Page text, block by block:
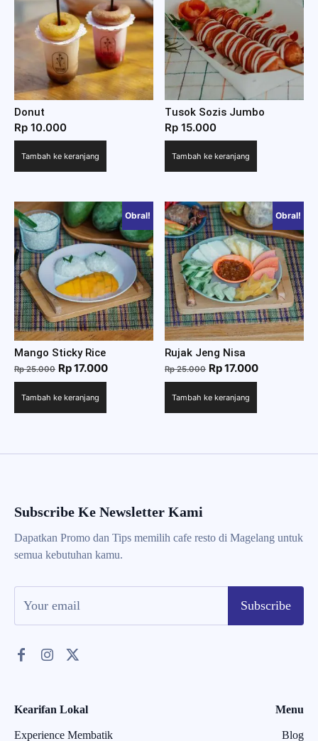
Donut
Rp 10.000
Tambah ke keranjang
Tusok Sozis Jumbo
Rp 15.000
Tambah ke keranjang
Obral!
Mango Sticky Rice
Rp25.000 Harga
aslinya
adalah:
Rp17.000Harga
Tambah ke keranjang
Obral!
Rujak Jeng Nisa
Rp25.000 Harga
aslinya
adalah:
Rp17.000Harga
Tambah ke keranjang
Subscribe Ke Newsletter Kami
Dapatkan Promo dan Tips memilih cafe resto di Magelang untuk
semua kebutuhan kamu.
Subscribe
Kearifan Lokal
Experience Membatik
Menu
Blog